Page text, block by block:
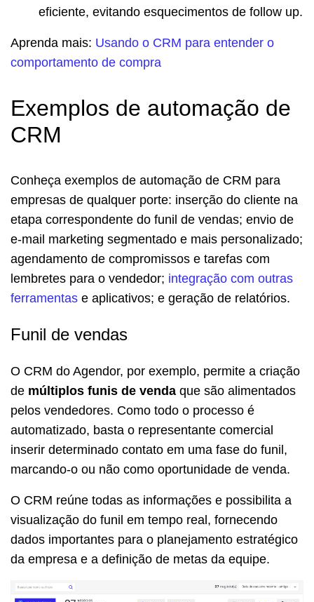
eficiente, evitando esquecimentos de follow up.
Aprenda mais: Usando o CRM para entender o
comportamento de compra
Exemplos de automação de
CRM
Conheça exemplos de automação de CRM para
empresas de qualquer porte: inserção do cliente na
etapa correspondente do funil de vendas; envio de
e-mail marketing segmentado e mais personalizado;
agendamento de compromissos e tarefas com
lembretes para o vendedor; integração com outras
ferramentas e aplicativos; e geração de relatórios.
Funil de vendas
O CRM do Agendor, por exemplo, permite a criação
de múltiplos funis de venda que são alimentados
pelos vendedores. Como todo o processo é
automatizado, basta o representante comercial
inserir determinado contato em uma fase do funil,
marcando-o ou não como oportunidade de venda.
O CRM reúne todas as informações e possibilita a
visualização do funil em tempo real, fornecendo
dados importantes para o planejamento estratégico
da empresa e a definição de metas da equipe.